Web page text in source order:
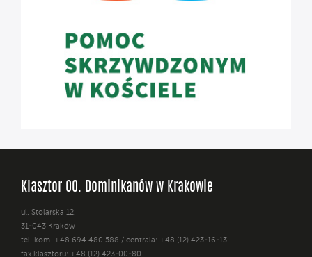
Klasztor OO. Dominikanów w Krakowie
ul. Stolarska 12,
31-043 Kraków
tel. kom. +48 694 480 588 / centrala: +48 (12) 423-16-13
fax klasztoru: +48 (12) 423-00-80